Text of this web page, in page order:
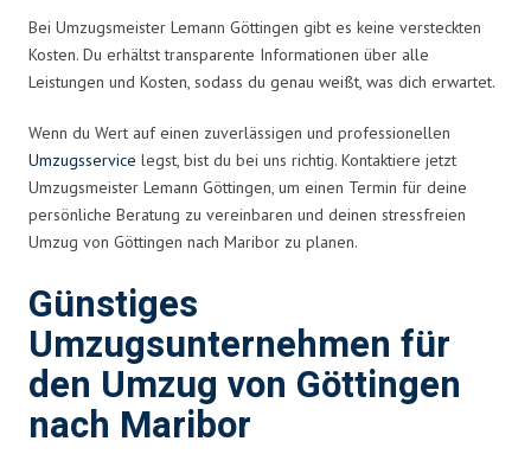
Bei Umzugsmeister Lemann Göttingen gibt es keine versteckten
Kosten. Du erhältst transparente Informationen über alle
Leistungen und Kosten, sodass du genau weißt, was dich erwartet.
Wenn du Wert auf einen zuverlässigen und professionellen
Umzugsservice legst, bist du bei uns richtig. Kontaktiere jetzt
Umzugsmeister Lemann Göttingen, um einen Termin für deine
persönliche Beratung zu vereinbaren und deinen stressfreien
Umzug von Göttingen nach Maribor zu planen.
Günstiges
Umzugsunternehmen für
den Umzug von Göttingen
nach Maribor